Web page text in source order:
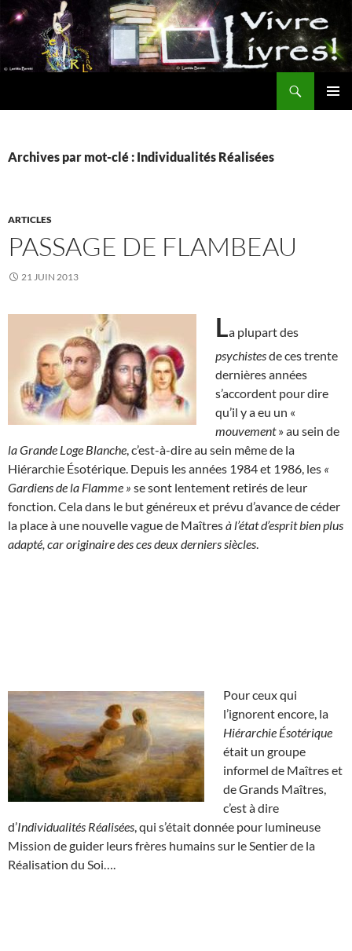
Aller
au
contenu
Archives par mot-clé : Individualités Réalisées
ARTICLES
PASSAGE DE FLAMBEAU
21 JUIN 2013
La plupart des
psychistesde ces trente
dernières années
s’accordent pour dire
qu’il y a eu un «
mouvement» au sein de
la Grande Loge Blanche , c’est-à-dire au sein même de la
Hiérarchie Ésotérique. Depuis les années 1984 et 1986, les «
Gardiens de la Flamme » se sont lentement retirés de leur
fonction. Cela dans le but généreux et prévu d’avance de céder
la place à une nouvelle vague de Maîtresà l’état d’esprit bien plus
adapté, car originaire des ces deux derniers siècles
Pour ceux qui
l’ignorent encore, la
Hiérarchie Ésotérique
était un groupe
informel de Maîtres et
de Grands Maîtres,
c’est à dire
d’Individualités Réalisées , qui s’était donnée pour lumineuse
Mission de guider leurs frères humains sur le Sentier de la
Réalisation du Soi….